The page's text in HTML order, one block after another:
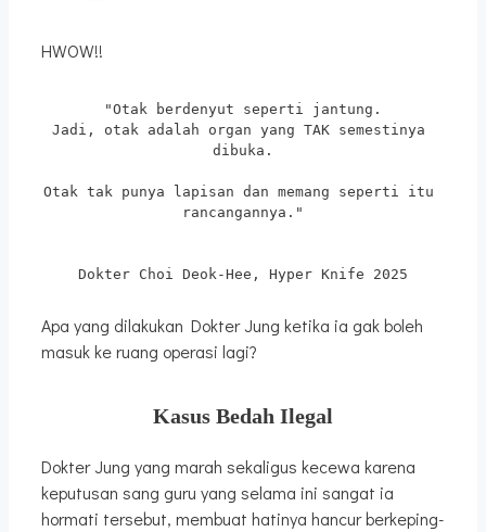
HWOW!!
"Otak berdenyut seperti jantung.
Jadi, otak adalah organ yang TAK semestinya
dibuka.
Otak tak punya lapisan dan memang seperti itu
rancangannya."
Dokter Choi Deok-Hee, Hyper Knife 2025
Apa yang dilakukan Dokter Jung ketika ia gak boleh
masuk ke ruang operasi lagi?
Kasus Bedah Ilegal
Dokter Jung yang marah sekaligus kecewa karena
keputusan sang guru yang selama ini sangat ia
hormati tersebut, membuat hatinya hancur berkeping-